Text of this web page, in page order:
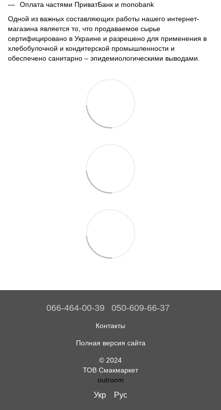
Оплата частями ПриватБанк и monobank
Одной из важных составляющих работы нашего интернет-
магазина является то, что продаваемое сырье
сертифицировано в Украине и разрешено для применения в
хлебобулочной и кондитерской промышленности и
обеспечено санитарно – эпидемиологическими выводами.
066-464-00-39 050-609-66-37
Контакты
Полная версия сайта
© 2024
ТОВ Смакмаркет
outroom
Укр Рус